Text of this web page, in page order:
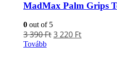
MadMax Palm Grips
0 out of 5
3 390Ft3 220 Ft
Tovább